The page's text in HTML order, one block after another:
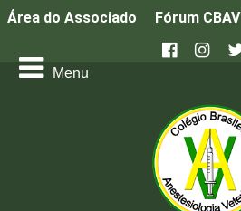
Área do Associado Fórum CBAV